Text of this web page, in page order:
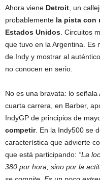
Ahora viene Detroit, un
probablemente la pista con
Estados Unidos. Circuitos
que tuvo en la Argentina. Es
de Indy y mostrar al
no conocen en serio.
No es una bravata: lo
cuarta carrera, en Barber,
IndyGP de principios de
competir. En la Indy500 se
característica que advierte
que está participando: “La
380 por hora, sino por la